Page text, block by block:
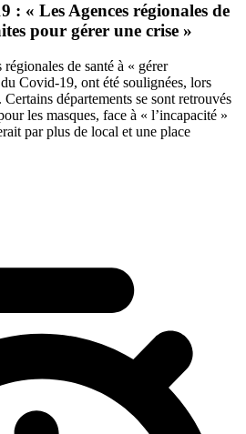
: « Les Agences régionales de
pour gérer une crise »
de santé à « gérer
Covid-19, ont été soulignées, lors
départements se sont retrouvés
les masques, face à « l’incapacité »
par plus de local et une place